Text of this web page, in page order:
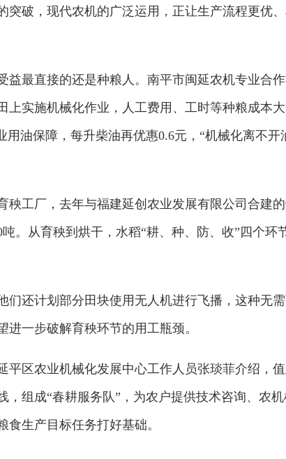
破，现代农机的广泛运用，正让生产流程更优
益最直接的还是种粮人。南平市闽延农机专业合
上实施机械化作业，人工费用、工时等种粮成本
用油保障，每升柴油再优惠0.6元，“机械化离不开
秧工厂，去年与福建延创农业发展有限公司合建
。从育秧到烘干，水稻“耕、种、防、收”四个环
们还计划部分田块使用无人机进行飞播，这种无
一步破解育秧环节的用工瓶颈。
平区农业机械化发展中心工作人员张琰菲介绍，值
，组成“春耕服务队”，为农户提供技术咨询、农
生产目标任务打好基础。